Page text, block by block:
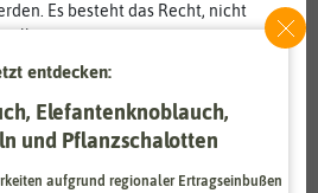
Es besteht das Recht, nicht
zu einem späteren
zu widerrufen. Weitere
in unsererDaten­schutz­erklärung
Statistik
entdecken:
Elefantenknoblauch,
und Pflanzschalotten
aufgrund regionaler Ertragseinbußen